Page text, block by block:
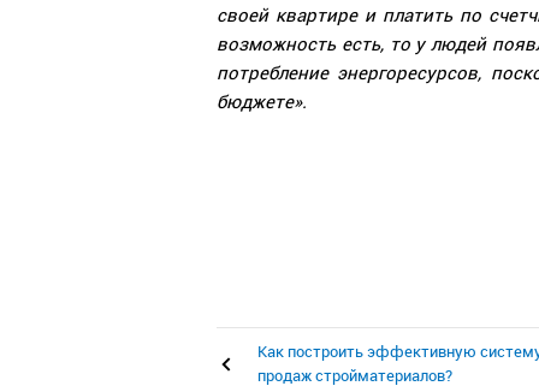
своей квартире и платить по
возможность есть, то у людей
потребление энергоресурсов,
бюджете».
Как построить эффективную
продаж стройматериалов?